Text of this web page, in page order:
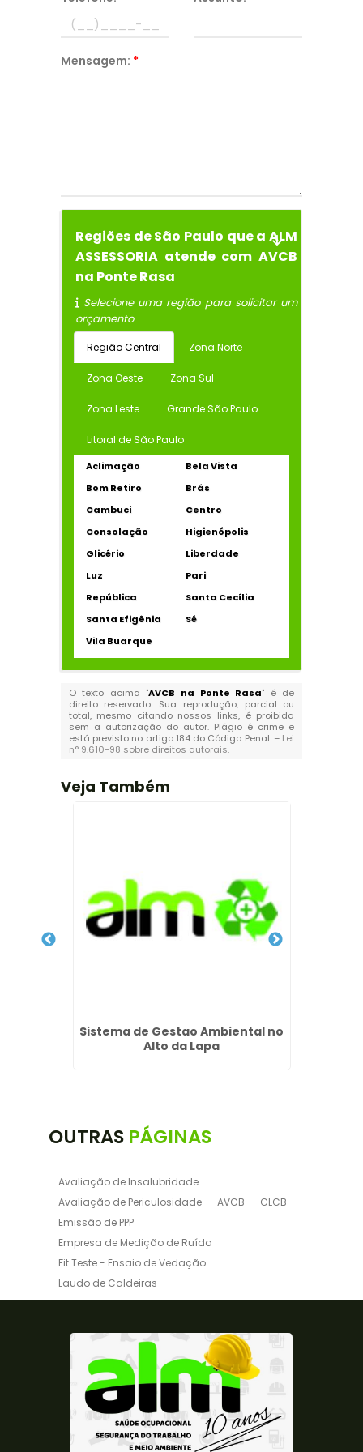
Mensagem: *
Regiões de São Paulo que a ALM
ASSESSORIA atende com AVCB
na Ponte Rasa
Selecione uma região para solicitar um
orçamento
Região Central Zona Norte
Zona Oeste Zona Sul
Zona Leste Grande São Paulo
Litoral de São Paulo
Aclimação
Bela Vista
Bom Retiro
Brás
Cambuci
Centro
Consolação
Higienópolis
Glicério
Liberdade
Luz
Pari
República
Santa Cecília
Santa Efigênia
Sé
Vila Buarque
O texto acima "AVCB na Ponte Rasa" é de
direito reservado. Sua reprodução, parcial ou
total, mesmo citando nossos links, é proibida
sem a autorização do autor. Plágio é crime e
está previsto no artigo 184 do Código Penal. – Lei
n° 9.610-98 sobre direitos autorais.
Veja Também
Sistema de Gestao Ambiental no
Alto da Lapa
OUTRAS PÁGINAS
Avaliação de Insalubridade
Avaliação de Periculosidade
AVCB
CLCB
Emissão de PPP
Empresa de Medição de Ruído
Fit Teste - Ensaio de Vedação
Laudo de Caldeiras
Laudo de Insalubridade NR15
Laudo de Periculosidade e Insalubridade
Laudo de Ruido Ambiental
Laudo de Ruído e Vibração
Laudo de Ruído para Indústrias
Laudo de Vaso de Pressão
Laudo de Vibração Ambiental
Laudo Elétrico